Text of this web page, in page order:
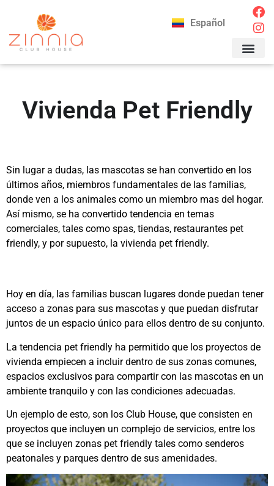
Español
Vivienda Pet Friendly
Sin lugar a dudas, las mascotas se han convertido en los
últimos años, miembros fundamentales de las familias,
donde ven a los animales como un miembro mas del hogar.
Así mismo, se ha convertido tendencia en temas
comerciales, tales como spas, tiendas, restaurantes pet
friendly, y por supuesto, la vivienda pet friendly.
Hoy en día, las familias buscan lugares donde puedan tener
acceso a zonas para sus mascotas y que puedan disfrutar
juntos de un espacio único para ellos dentro de su conjunto.
La tendencia pet friendly ha permitido que los proyectos de
vivienda empiecen a incluir dentro de sus zonas comunes,
espacios exclusivos para compartir con las mascotas en un
ambiente tranquilo y con las condiciones adecuadas.
Un ejemplo de esto, son los Club House, que consisten en
proyectos que incluyen un complejo de servicios, entre los
que se incluyen zonas pet friendly tales como senderos
peatonales y parques dentro de sus amenidades.